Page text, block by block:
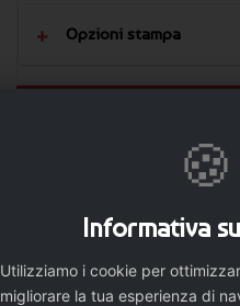
Opzioni stampa
🍪
Informativa
Utilizziamo i cookie per
migliorare la tua esperienza di